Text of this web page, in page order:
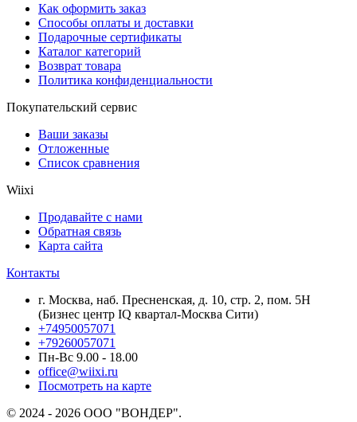
Как оформить заказ
Способы оплаты и доставки
Подарочные сертификаты
Каталог категорий
Возврат товара
Политика конфиденциальности
Покупательский сервис
Ваши заказы
Отложенные
Список сравнения
Wiixi
Продавайте с нами
Обратная связь
Карта сайта
Контакты
г. Москва, наб. Пресненская, д. 10, стр. 2, пом. 5Н
(Бизнес центр IQ квартал-Москва Сити)
+74950057071
+79260057071
Пн-Вс 9.00 - 18.00
office@wiixi.ru
Посмотреть на карте
© 2024 - 2026 ООО "ВОНДЕР".